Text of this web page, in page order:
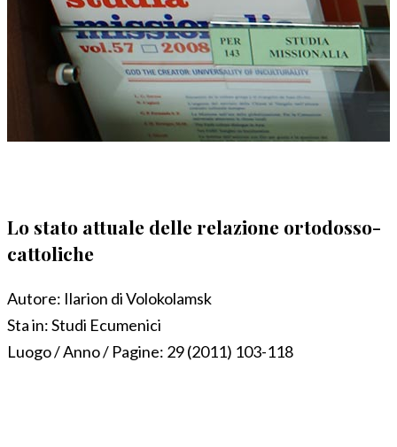
Lo stato attuale delle relazione ortodosso-
cattoliche
Autore: Ilarion di Volokolamsk
Sta in:Studi Ecumenici
Luogo / Anno / Pagine: 29 (2011) 103-118